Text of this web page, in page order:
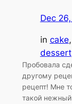
Dec
in cake,
dessert
Пробовала
другому
рецепт! Мне
такой